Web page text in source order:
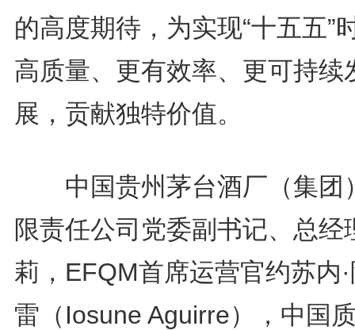
的高度期待，为实现“十五五”
高质量、更有效率、更可持续
展，贡献独特价值。
中国贵州茅台酒厂（集团
限责任公司党委副书记、总经
莉，EFQM首席运营官约苏内
雷（Iosune Aguirre），中国